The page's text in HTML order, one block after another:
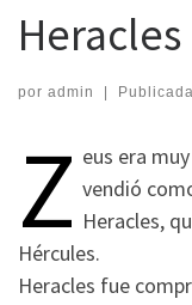
Heracles
por admin Publicada
Z eus era
vendió
Heracles,
Hércules.
Heracles fue